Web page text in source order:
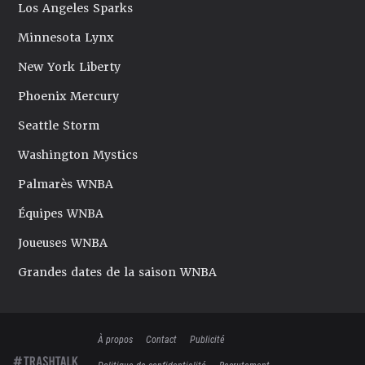
Los Angeles Sparks
Minnesota Lynx
New York Liberty
Phoenix Mercury
Seattle Storm
Washington Mystics
Palmarès WNBA
Équipes WNBA
Joueuses WNBA
Grandes dates de la saison WNBA
À propos Contact
Publicité